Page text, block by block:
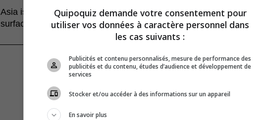
Asia is the largest continent in the world. It covers about 30% of
surface.
Quipoquiz demande votre consentement pour
utiliser vos données à caractère personnel dans
les cas suivants :
Publicités et contenu personnalisés, mesure de performance des
publicités et du contenu, études d’audience et développement de
services
Stocker et/ou accéder à des informations sur un appareil
En savoir plus